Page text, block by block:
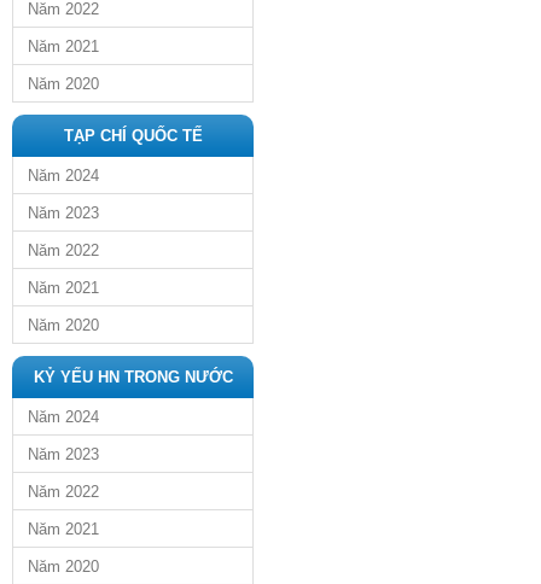
Năm 2022
Năm 2021
Năm 2020
TẠP CHÍ QUỐC TẾ
Năm 2024
Năm 2023
Năm 2022
Năm 2021
Năm 2020
KỶ YẾU HN TRONG NƯỚC
Năm 2024
Năm 2023
Năm 2022
Năm 2021
Năm 2020